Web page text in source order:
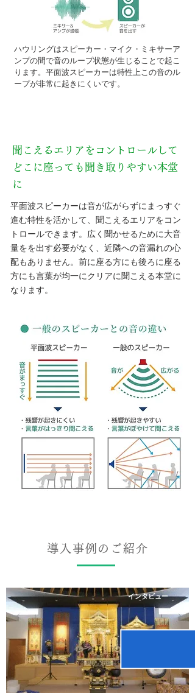
ハウリングはスピーカー・マイク・ミキサーア
ンプの間で音のループ状態が生じることで起こ
ります。平面波スピーカーは特性上この音のル
ープが非常に起きにくいです。
聞こえるエリアをコントロールして
どこに座っても聞き取りやすい本堂
に
平面波スピーカーは音が広がらずにまっすぐ
進む特性を活かして、聞こえるエリアをコン
トロールできます。広く聞かせるために大音
量をを出す必要がなく、近隣への音漏れの心
配もありません。前に座る方にも後ろに座る
方にも言葉が均一にクリアに聞こえる本堂に
なります。
導入事例のご紹介
インタビュー